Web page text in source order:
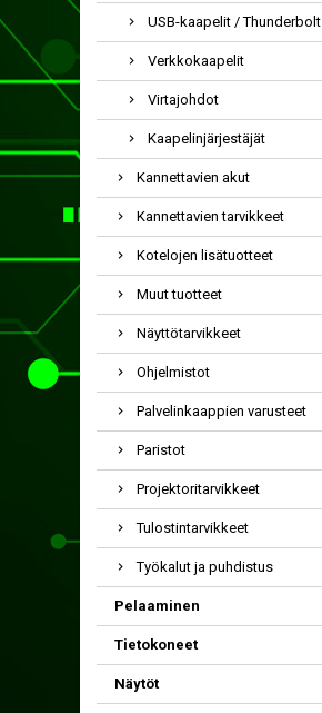
USB-kaapelit / Thunderbolt
Verkkokaapelit
Virtajohdot
Kaapelinjärjestäjät
Kannettavien akut
Kannettavien tarvikkeet
Kotelojen lisätuotteet
Muut tuotteet
Näyttötarvikkeet
Ohjelmistot
Palvelinkaappien varusteet
Paristot
Projektoritarvikkeet
Tulostintarvikkeet
Työkalut ja puhdistus
Pelaaminen
Tietokoneet
Näytöt